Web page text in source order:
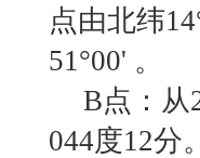
点由北纬
51°00' 。
B点：从
044度12分。